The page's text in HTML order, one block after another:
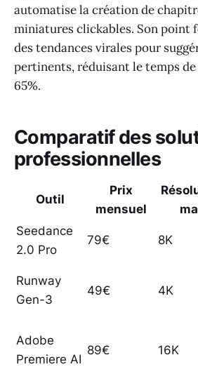
automatise la création de
miniatures clickables. Son point
des tendances virales pour
pertinents, réduisant le temps
65%.
Comparatif des
professionnelles
Outil
Prix
mensuel
Seedance
2.0 Pro
79€ 8K
Runway
Gen-3
49€ 4K
Adobe
Premiere AI
89€ 16K